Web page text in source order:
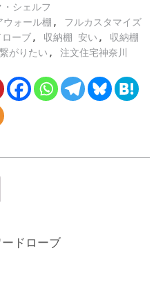
シェルフ
ウォール棚 ,
フルカスタマイズ
ローブ, 収納棚 安い ,
収納棚
がりたい , 注文住宅神奈川